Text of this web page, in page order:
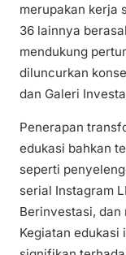
merupakan kerja
36 lainnya
mendukung
diluncurkan
dan Galeri
Penerapan
edukasi bahkan
seperti
serial Instagram
Berinvestasi,
Kegiatan